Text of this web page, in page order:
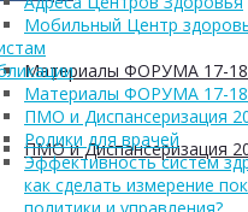
Материалы ФОРУМА 17-18
ПМО и Диспансеризация
Мобильный Центр
Материалы ФОРУМА 17-18
ПМО и Диспансеризация
Ролики для врачей
Эффективность систем
как сделать измерение